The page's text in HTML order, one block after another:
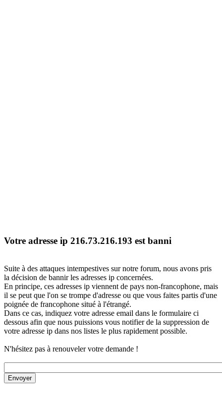
Votre adresse ip 216.73.216.193 est banni
Suite à des attaques intempestives sur notre forum, nous avons pris
la décision de bannir les adresses ip concernées.
En principe, ces adresses ip viennent de pays non-francophone, mais
il se peut que l'on se trompe d'adresse ou que vous faites partis d'une
poignée de francophone situé à l'étrangé.
Dans ce cas, indiquez votre adresse email dans le formulaire ci
dessous afin que nous puissions vous notifier de la suppression de
votre adresse ip dans nos listes le plus rapidement possible.
N'hésitez pas à renouveler votre demande !